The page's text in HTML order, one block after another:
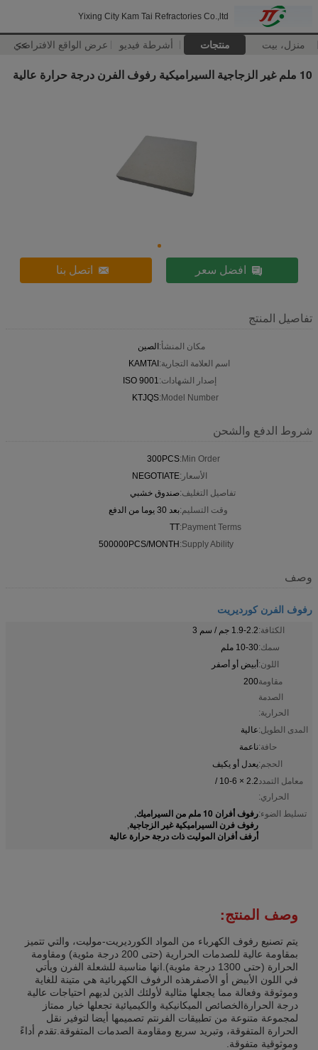
Yixing City Kam Tai Refractories Co.,ltd
منزل، بيت منتجات أشرطة فيديو عرض الواقع الافتراضي
>>
10 ملم غير الزجاجية السيراميكية رفوف الفرن درجة حرارة عالية
افضل سعر اتصل بنا
تفاصيل المنتج
مكان المنشأ:الصين
اسم العلامة التجارية:KAMTAI
إصدار الشهادات:ISO 9001
Model Number:
KTJQS
شروط الدفع والشحن
Min Order:
300PCS
الأسعار:NEGOTIATE
تفاصيل التغليف:صندوق خشبي
وقت التسليم:بعد 30 يوما من الدفع
Payment Terms:
TT
Supply Ability:
500000PCS/MONTH
وصف
رفوف الفرن كورديريت
الكثافة:1.9-2.2 جم / سم 3
سمك:10-30 ملم
اللون:أبيض أو أصفر
مقاومة
الصدمة
الحرارية:
200
المدى الطويل:عالية
حافة:ناعمة
الحجم:يعدل أو يكيف
معامل التمدد
الحراري:
2.2 × 10-6 /
تسليط الضوء:رفوف أفران 10 ملم من السيراميك ,
رفوف فرن السيراميكية غير الزجاجية,
أرفف أفران الموليت ذات درجة حرارة عالية
وصف المنتج:
يتم تصنيع رفوف الكهرباء من المواد الكورديريت-موليت، والتي تتميز
بمقاومة عالية للصدمات الحرارية (حتى 200 درجة مئوية) ومقاومة
الحرارة (حتى 1300 درجة مئوية).انها مناسبة للشعلة الفرن ويأتي
في اللون الأبيض أو الأصفرهذه الرفوف الكهربائية هي متينة للغاية
وموثوقة وفعالة مما يجعلها مثالية لأولئك الذين لديهم احتياجات عالية
درجة الحرارةالخصائص الميكانيكية والكيميائية تجعلها خيار ممتاز
لمجموعة متنوعة من تطبيقات الفرنتم تصميمها أيضا لتوفير نقل
الحرارة المتفوقة، وتبريد سريع ومقاومة الصدمات المتفوقة.تقدم أداءً
وموثوقية متفوقة.